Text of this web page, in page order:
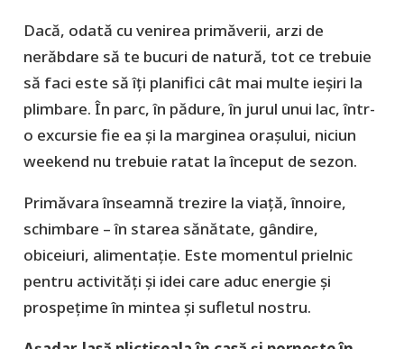
Dacă, odată cu venirea primăverii, arzi de
nerăbdare să te bucuri de natură, tot ce trebuie
să faci este să îți planifici cât mai multe ieșiri la
plimbare. În parc, în pădure, în jurul unui lac, într-
o excursie fie ea și la marginea orașului, niciun
weekend nu trebuie ratat la început de sezon.
Primăvara înseamnă trezire la viață, înnoire,
schimbare – în starea sănătate, gândire,
obiceiuri, alimentație. Este momentul prielnic
pentru activități și idei care aduc energie și
prospețime în mintea și sufletul nostru.